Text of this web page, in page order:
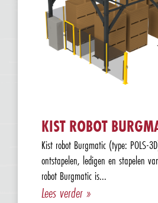
KIST ROBOT
Kist robot Burgmatic (type: POLS-
ontstapelen, ledigen en stapelen
robot Burgmatic is...
Lees verder »